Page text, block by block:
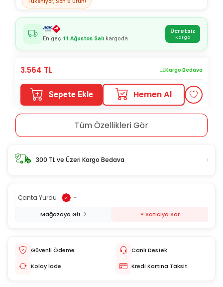
En geç 11 Ağustos Salı kargoda
Ücretsiz
Kargo
3.564 TL Kargo Bedava
Sepete Ekle Hemen Al
Tüm Özellikleri Gör
300 TL ve Üzeri Kargo Bedava ›
Çanta Yurdu -
Mağazaya Git ? Satıcıya Sor
Güvenli Ödeme
Canlı Destek
Kolay İade
Kredi Kartına Taksit